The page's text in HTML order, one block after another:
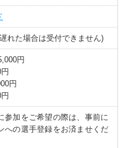
れた場合は受付できません)
円
円
参加をご希望の際は、事前に
への選手登録をお済ませくだ